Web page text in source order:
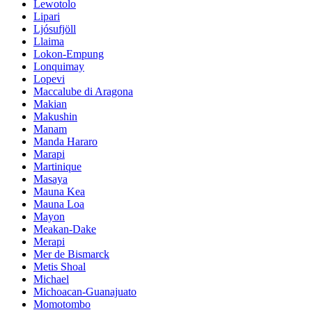
Lewotolo
Lipari
Ljósufjöll
Llaima
Lokon-Empung
Lonquimay
Lopevi
Maccalube di Aragona
Makian
Makushin
Manam
Manda Hararo
Marapi
Martinique
Masaya
Mauna Kea
Mauna Loa
Mayon
Meakan-Dake
Merapi
Mer de Bismarck
Metis Shoal
Michael
Michoacan-Guanajuato
Momotombo